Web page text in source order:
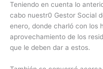
Teniendo en cuenta lo
cabo nuestr0 Gestor Social
enero, donde charló con los
aprovechamiento de los
que le deben dar a estos.